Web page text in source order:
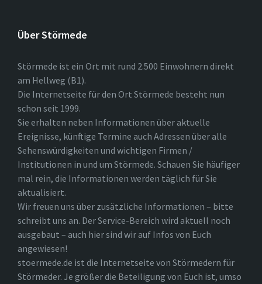
Über Störmede
Störmede ist ein Ort mit rund 2.500 Einwohnern direkt
am Hellweg (B1).
Die Internetseite für den Ort Störmede besteht nun
schon seit 1999.
Sie erhalten neben Informationen über aktuelle
Ereignisse, künftige Termine auch Adressen über alle
Sehenswürdigkeiten und wichtigen Firmen /
Institutionen in und um Störmede. Schauen Sie häufiger
mal rein, die Informationen werden täglich für Sie
aktualisiert.
Wir freuen uns über zusätzliche Informationen – bitte
schreibt uns an. Der Service-Bereich wird aktuell noch
ausgebaut – auch hier sind wir auf Infos von Euch
angewiesen!
stoermede.de ist die Internetseite von Störmedern für
Störmeder. Je größer die Beteiligung von Euch ist, umso